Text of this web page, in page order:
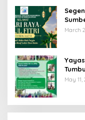
Raya
March
May 11,